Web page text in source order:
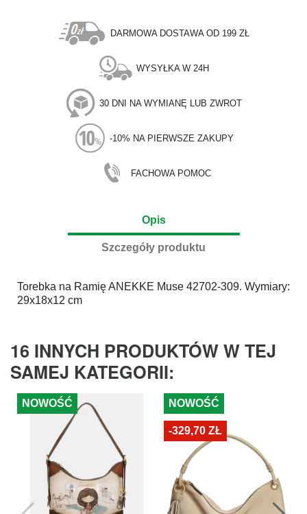
DARMOWA DOSTAWA OD 199 ZŁ
WYSYŁKA W 24H
30 DNI NA WYMIANĘ LUB ZWROT
-10% NA PIERWSZE ZAKUPY
FACHOWA POMOC
Opis
Szczegóły produktu
Torebka na RamięANEKKE Muse 42702-309. Wymiary:
29x18x12 cm
16 INNYCH PRODUKTÓW W TEJ
SAMEJ KATEGORII:
NOWOŚĆ NOWOŚĆ
-329,70 ZŁ